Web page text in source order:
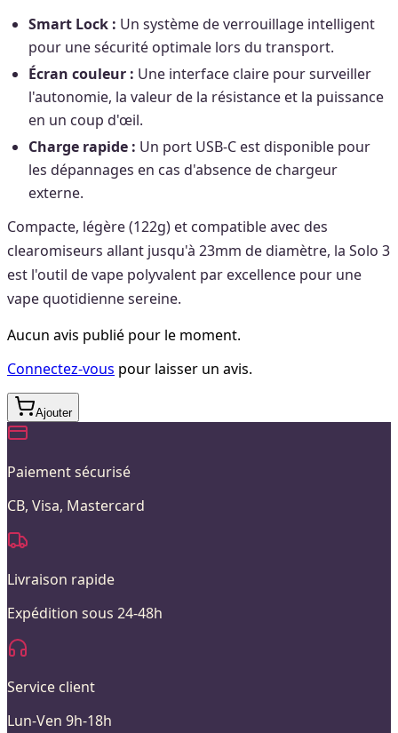
Smart Lock : Un système de verrouillage intelligent
pour une sécurité optimale lors du transport.
Écran couleur : Une interface claire pour surveiller
l'autonomie, la valeur de la résistance et la puissance
en un coup d'œil.
Charge rapide : Un port USB-C est disponible pour
les dépannages en cas d'absence de chargeur
externe.
Compacte, légère (122g) et compatible avec des
clearomiseurs allant jusqu'à 23mm de diamètre, la Solo 3
est l'outil de vape polyvalent par excellence pour une
vape quotidienne sereine.
Aucun avis publié pour le moment.
Connectez-vous pour laisser un avis.
Ajouter
Paiement sécurisé
CB, Visa, Mastercard
Livraison rapide
Expédition sous 24-48h
Service client
Lun-Ven 9h-18h